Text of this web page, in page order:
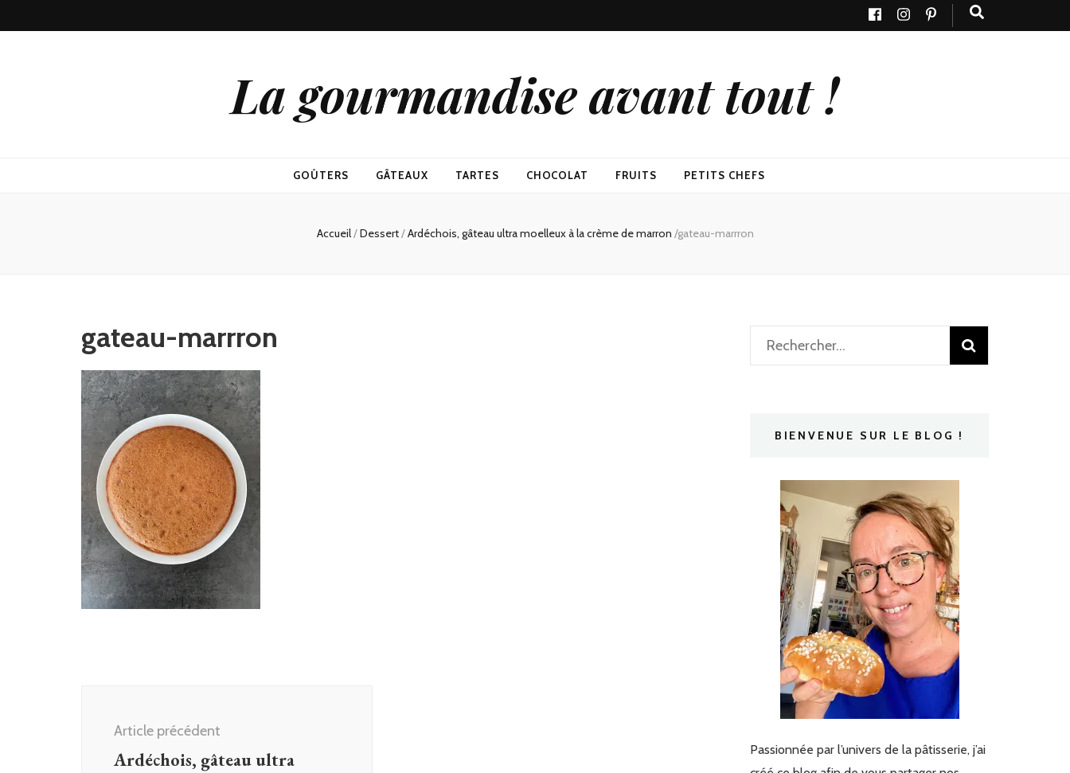
La gourmandise avant tout !
GOÛTERS GÂTEAUX TARTES CHOCOLAT FRUITS PETITS CHEFS
Accueil/Dessert/Ardéchois, gâteau ultra moelleux à la crème de marron /gateau-marrron
gateau-marrron
d'article
Article précédent
Ardéchois, gâteau ultra
Rechercher :
BIENVENUE SUR LE BLOG !
Passionnée par l’univers de la pâtisserie, j’ai